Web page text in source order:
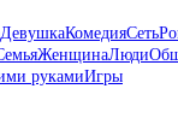
ДевушкаКомедияСеть
ЖенщинаЛюди
рукамиИгры